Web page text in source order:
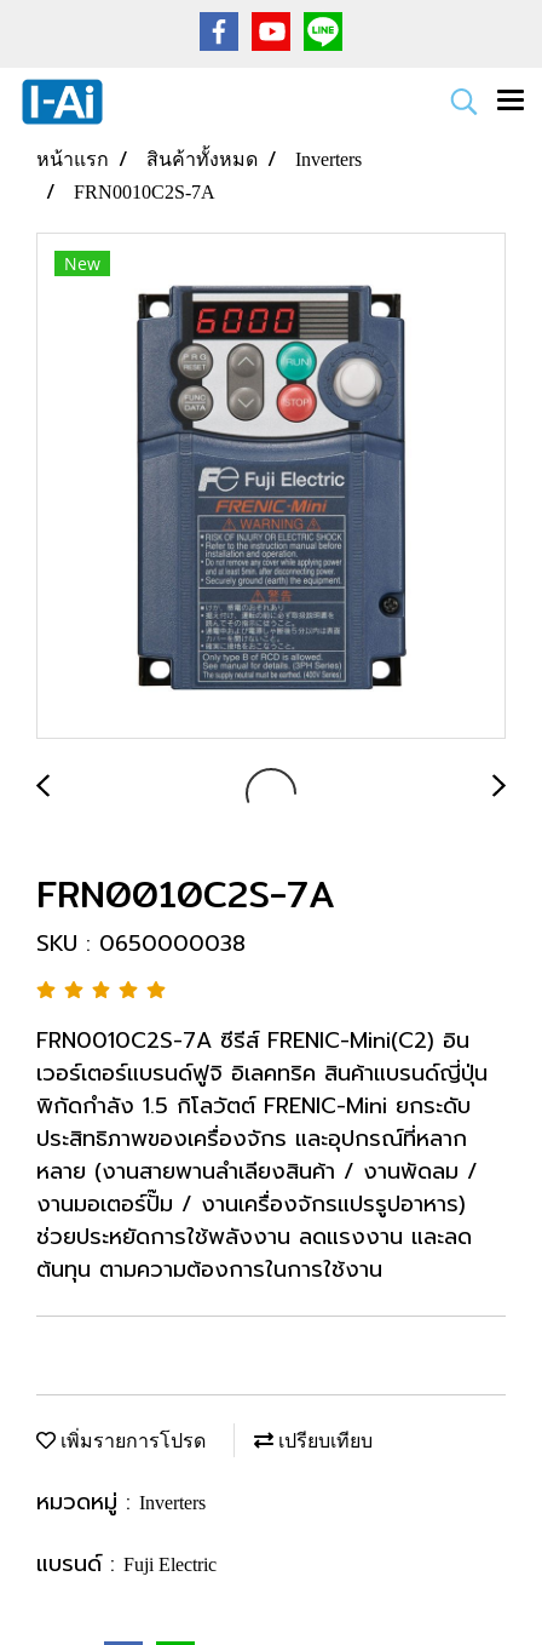
หน้าแรก สินค้าทั้งหมด
Inverters
FRN0010C2S-7A
New
FRN0010C2S-7A
SKU : 0650000038
FRN0010C2S-7A ซีรีส์ FRENIC-Mini(C2) อิน
เวอร์เตอร์แบรนด์ฟูจิ อิเลคทริค สินค้าแบรนด์ญี่ปุ่น
พิกัดกำลัง 1.5 กิโลวัตต์ FRENIC-Mini ยกระดับ
ประสิทธิภาพของเครื่องจักร และอุปกรณ์ที่หลาก
หลาย (งานสายพานลำเลียงสินค้า / งานพัดลม /
งานมอเตอร์ปั๊ม / งานเครื่องจักรแปรรูปอาหาร)
ช่วยประหยัดการใช้พลังงาน ลดแรงงาน และลด
ต้นทุน ตามความต้องการในการใช้งาน
เพิ่มรายการโปรด เปรียบเทียบ
หมวดหมู่ : Inverters
แบรนด์ : Fuji Electric